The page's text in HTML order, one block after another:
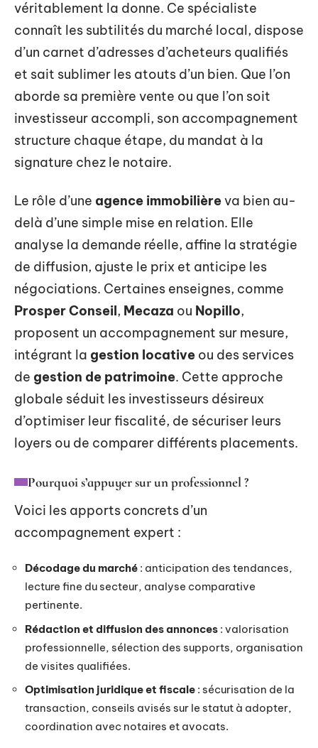
véritablement la donne. Ce spécialiste
connaît les subtilités du marché local, dispose
d’un carnet d’adresses d’acheteurs qualifiés
et sait sublimer les atouts d’un bien. Que l’on
aborde sa première vente ou que l’on soit
investisseur accompli, son accompagnement
structure chaque étape, du mandat à la
signature chez le notaire.
Le rôle d’une agence immobilièreva bien au-
delà d’une simple mise en relation. Elle
analyse la demande réelle, affine la stratégie
de diffusion, ajuste le prix et anticipe les
négociations. Certaines enseignes, comme
Prosper Conseil, Mecaza ou Nopillo,
proposent un accompagnement sur mesure,
intégrant la gestion locative ou des services
de gestion de patrimoine. Cette approche
globale séduit les investisseurs désireux
d’optimiser leur fiscalité, de sécuriser leurs
loyers ou de comparer différents placements.
Pourquoi s’appuyer sur un professionnel ?
Voici les apports concrets d’un
accompagnement expert :
Décodage du marché : anticipation des tendances,
lecture fine du secteur, analyse comparative
pertinente.
Rédaction et diffusion des annonces : valorisation
professionnelle, sélection des supports, organisation
de visites qualifiées.
Optimisation juridique et fiscale : sécurisation de la
transaction, conseils avisés sur le statut à adopter,
coordination avec notaires et avocats.